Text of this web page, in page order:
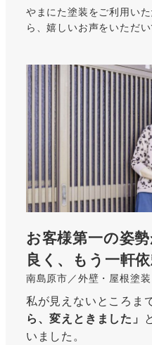
やまにた塗装をご利用い
ら、嬉しいお声をいただい
お客様第一の姿
良く、もう一軒
南島原市／外壁・屋根塗装
私が見えないところま
ら、変えときました」
いました。